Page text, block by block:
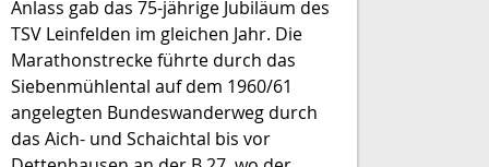
Anlass gab das 75-jährige Jubiläum des
TSV Leinfelden im gleichen Jahr. Die
Marathonstrecke führte durch das
Siebenmühlental auf dem 1960/61
angelegten Bundeswanderweg durch
das Aich- und Schaichtal bis vor